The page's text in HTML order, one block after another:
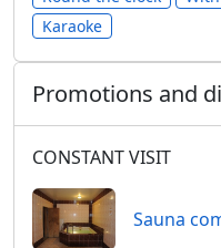
Karaoke
Promotions and
CONSTANT VISIT
Sauna